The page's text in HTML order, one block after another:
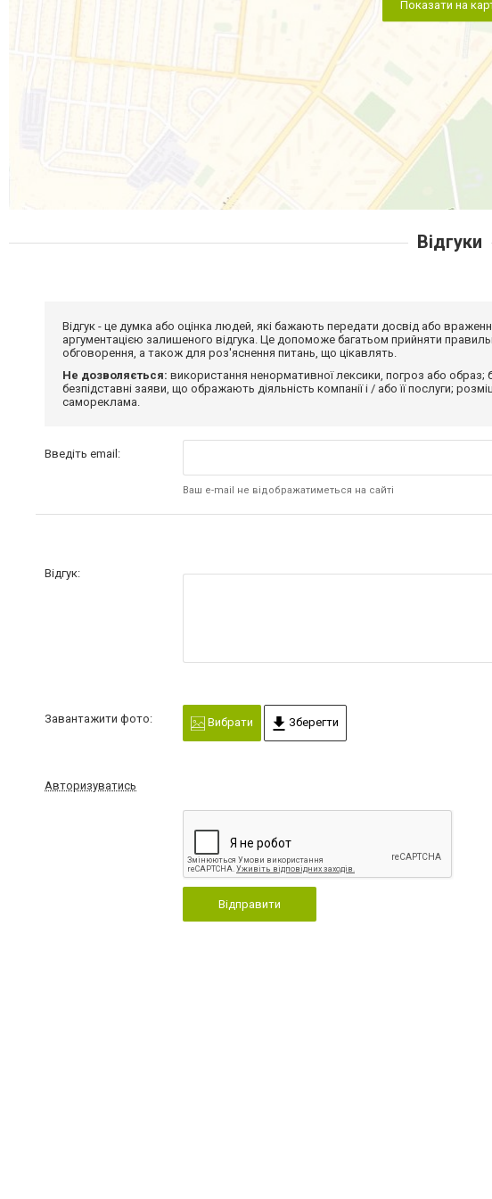
Показати на
Відгуки
Відгук - це думка або оцінка людей, які бажають передати досвід або
аргументацією залишеного відгука. Це допоможе багатьом прийняти
обговорення, а також для роз'яснення питань, що цікавлять.
Не дозволяється: використання ненормативної лексики, погроз або
безпідставні заяви, що ображають діяльність компанії і / або її послуги;
самореклама.
Введіть email:
Ваш e-mail не відображатиметься на сайті
Відгук:
Завантажити фото: Вибрати Зберегти
Авторизуватись
Відправити